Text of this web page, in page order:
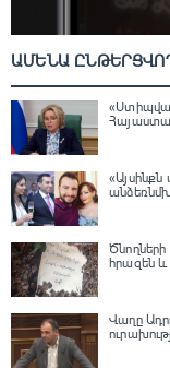
ԱՄԵՆԱ
«Ստիպված
«Այսինքն
հրազեն
Վաղը